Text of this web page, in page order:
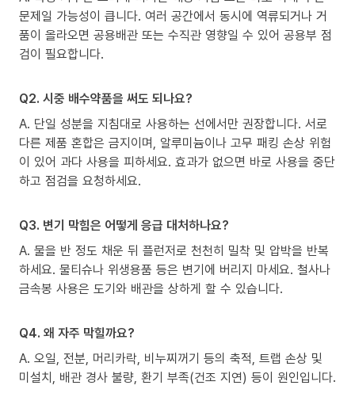
문제일 가능성이 큽니다. 여러 공간에서 동시에 역류되거나 거
품이 올라오면 공용배관 또는 수직관 영향일 수 있어 공용부 점
검이 필요합니다.
Q2. 시중 배수약품을 써도 되나요?
A. 단일 성분을 지침대로 사용하는 선에서만 권장합니다. 서로
다른 제품 혼합은 금지이며, 알루미늄이나 고무 패킹 손상 위험
이 있어 과다 사용을 피하세요. 효과가 없으면 바로 사용을 중단
하고 점검을 요청하세요.
Q3. 변기 막힘은 어떻게 응급 대처하나요?
A. 물을 반 정도 채운 뒤 플런저로 천천히 밀착 및 압박을 반복
하세요. 물티슈나 위생용품 등은 변기에 버리지 마세요. 철사나
금속봉 사용은 도기와 배관을 상하게 할 수 있습니다.
Q4. 왜 자주 막힐까요?
A. 오일, 전분, 머리카락, 비누찌꺼기 등의 축적, 트랩 손상 및
미설치, 배관 경사 불량, 환기 부족(건조 지연) 등이 원인입니다.